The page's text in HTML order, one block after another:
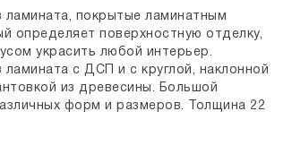
ламината, покрытые ламинатным
определяет поверхностную отделку,
украсить любой интерьер.
с ДСП и с круглой, наклонной
из древесины. Большой
форм и размеров. Толщина 22